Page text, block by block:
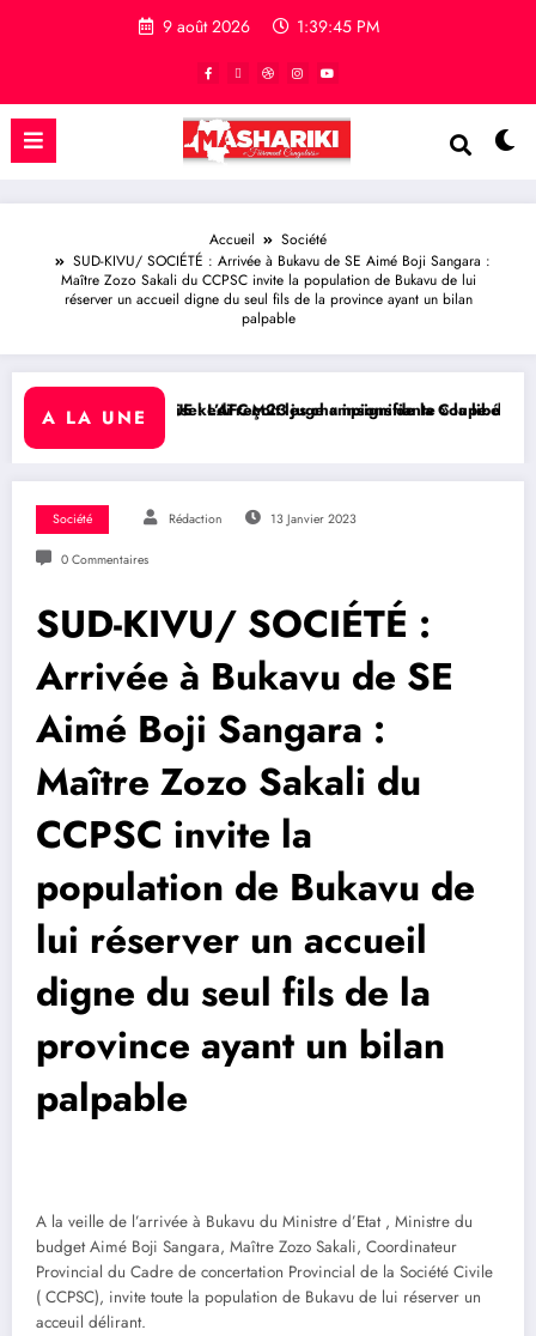
9 août 2026 1:39:46 PM
Accueil
Société
SUD-KIVU/ SOCIÉTÉ : Arrivée à Bukavu de SE Aimé Boji Sangara :
Maître Zozo Sakali du CCPSC invite la population de Bukavu de lui
réserver un accueil digne du seul fils de la province ayant un bilan
palpable
A LA UNE
reçoit les champions de la Coupe du Congo
: L’AFC-M23 juge « insignifiante » la libération de 15 détenus par
RDC/ POLITIQUE :
Société Rédaction 13 Janvier 2023
0 Commentaires
SUD-KIVU/ SOCIÉTÉ :
Arrivée à Bukavu de SE
Aimé Boji Sangara :
Maître Zozo Sakali du
CCPSC invite la
population de Bukavu de
lui réserver un accueil
digne du seul fils de la
province ayant un bilan
palpable
A la veille de l’arrivée à Bukavu du Ministre d’Etat , Ministre du
budget Aimé Boji Sangara, Maître Zozo Sakali, Coordinateur
Provincial du Cadre de concertation Provincial de la Société Civile
( CCPSC), invite toute la population de Bukavu de lui réserver un
acceuil délirant.